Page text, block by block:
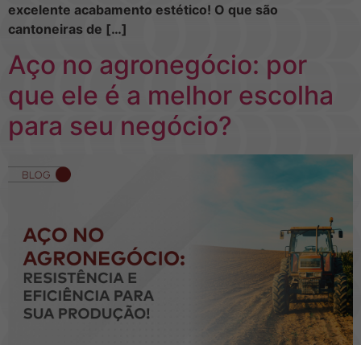
excelente acabamento estético! O que são
cantoneiras de […]
Aço no agronegócio: por
que ele é a melhor escolha
para seu negócio?